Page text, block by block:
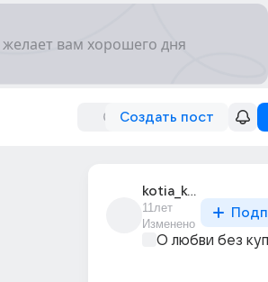
Создать пост
kotia_kotia_210
11лет
Изменено
О любви без